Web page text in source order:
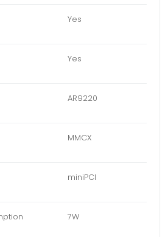
Yes
Yes
AR9220
MMCX
miniPCI
7W